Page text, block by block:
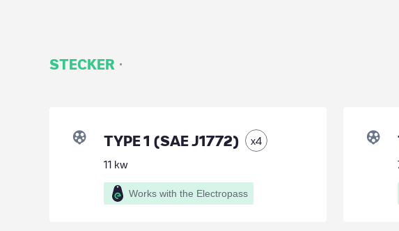
STECKER ·
TYPE 1 (SAE J1772) x4
11 kw
Works with the Electropass